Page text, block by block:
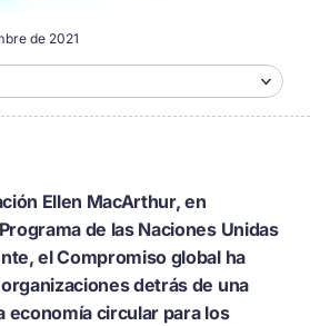
de 2021
Ellen MacArthur, en
de las Naciones Unidas
el Compromiso global ha
detrás de una
economía circular para los